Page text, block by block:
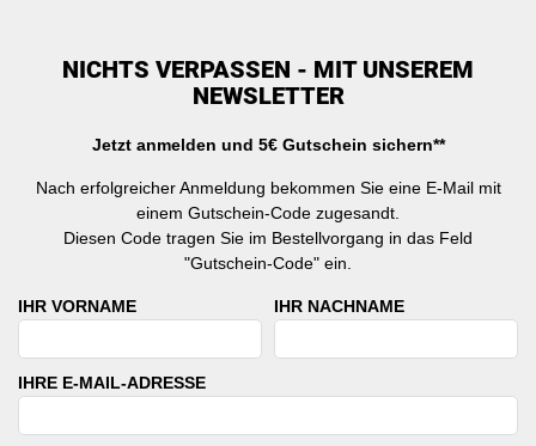
NICHTS VERPASSEN - MIT UNSEREM
NEWSLETTER
Jetzt anmelden und 5€ Gutschein sichern**
Nach erfolgreicher Anmeldung bekommen Sie eine E-Mail mit
einem Gutschein-Code zugesandt.
Diesen Code tragen Sie im Bestellvorgang in das Feld
"Gutschein-Code" ein.
IHR VORNAME IHR NACHNAME
IHRE E-MAIL-ADRESSE